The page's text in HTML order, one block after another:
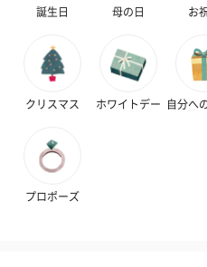
ハンドクリーム3本セッ
ト【ありがとう】
シャ
ドク
（
リラックスグッズを同梱してお届
誕生日 母の日 お
クリスマス ホワイトデー 自分へ
プロポーズ